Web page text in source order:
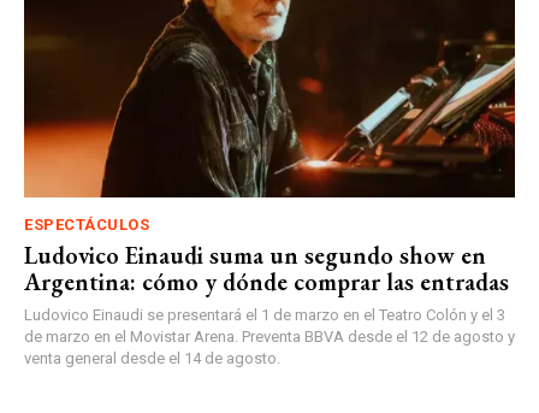
ESPECTÁCULOS
Ludovico Einaudi suma un segundo show en
Argentina: cómo y dónde comprar las entradas
Ludovico Einaudi se presentará el 1 de marzo en el Teatro Colón y el 3
de marzo en el Movistar Arena. Preventa BBVA desde el 12 de agosto y
venta general desde el 14 de agosto.